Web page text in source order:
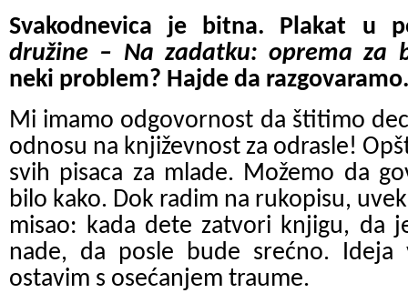
Svakodnevica je bitna. Plakat u
družine – Na zadatku: oprema za
neki problem? Hajde da
Mi imamo odgovornost da štitimo
odnosu na književnost za odrasle!
svih pisaca za mlade. Možemo da
bilo kako. Dok radim na rukopisu,
misao: kada dete zatvori knjigu, da
nade, da posle bude srećno.
ostavim s osećanjem traume.